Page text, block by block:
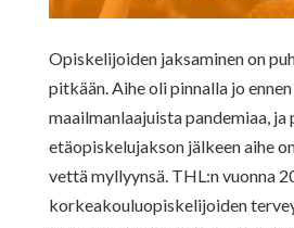
Opiskelijoiden jaksaminen on
pitkään. Aihe oli pinnalla jo
maailmanlaajuista pandemiaa,
etäopiskelujakson jälkeen aihe
vettä myllyynsä. THL:n vuonna
korkeakouluopiskelijoiden